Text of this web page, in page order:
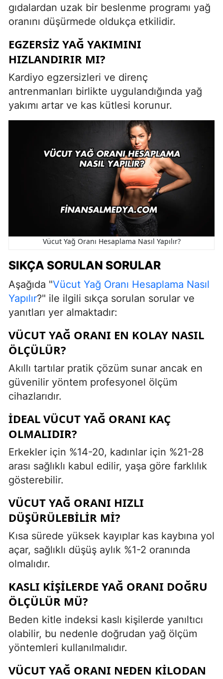
gıdalardan uzak bir beslenme programı yağ
oranını düşürmede oldukça etkilidir.
EGZERSIZ YAĞ YAKIMINI
HIZLANDIRIR MI?
Kardiyo egzersizleri ve direnç
antrenmanları birlikte uygulandığında yağ
yakımı artar ve kas kütlesi korunur.
Vücut Yağ Oranı Hesaplama Nasıl Yapılır?
SIKÇA SORULAN SORULAR
Aşağıda "Vücut Yağ Oranı Hesaplama Nasıl
Yapılır?" ile ilgili sıkça sorulan sorular ve
yanıtları yer almaktadır:
VÜCUT YAĞ ORANI EN KOLAY NASIL
ÖLÇÜLÜR?
Akıllı tartılar pratik çözüm sunar ancak en
güvenilir yöntem profesyonel ölçüm
cihazlarıdır.
İDEAL VÜCUT YAĞ ORANI KAÇ
OLMALIDIR?
Erkekler için %14-20, kadınlar için %21-28
arası sağlıklı kabul edilir, yaşa göre farklılık
gösterebilir.
VÜCUT YAĞ ORANI HIZLI
DÜŞÜRÜLEBILIR MI?
Kısa sürede yüksek kayıplar kas kaybına yol
açar, sağlıklı düşüş aylık %1-2 oranında
olmalıdır.
KASLI KIŞILERDE YAĞ ORANI DOĞRU
ÖLÇÜLÜR MÜ?
Beden kitle indeksi kaslı kişilerde yanıltıcı
olabilir, bu nedenle doğrudan yağ ölçüm
yöntemleri kullanılmalıdır.
VÜCUT YAĞ ORANI NEDEN KILODAN